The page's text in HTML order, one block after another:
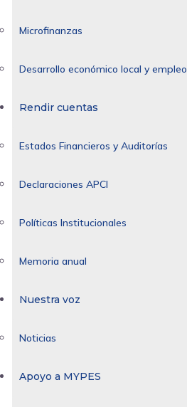
Microfinanzas
Desarrollo económico local y empleo
Rendir cuentas
Estados Financieros y Auditorías
Declaraciones APCI
Políticas Institucionales
Memoria anual
Nuestra voz
Noticias
Apoyo a MYPES